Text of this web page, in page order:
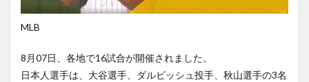
SMEレコーズ Cö shu Nie
SNS
SoC
SONG
SONY SONY メディアホーム
Streaming Music
the princess and the frog
MLB
8月07日、各地で16試合が開催されました。
日本人選手は、大谷選手、ダルビッシュ投手、秋山選手の3名